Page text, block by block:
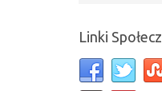
Linki